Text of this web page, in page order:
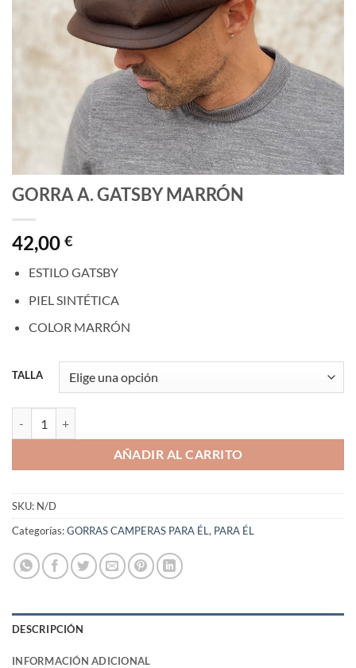
GORRA A. GATSBY MARRÓN
42,00 €
ESTILO GATSBY
PIEL SINTÉTICA
COLOR MARRÓN
TALLA
AÑADIR AL CARRITO
SKU: N/D
Categorías:GORRAS CAMPERAS PARA ÉL , PARA ÉL
DESCRIPCIÓN
INFORMACIÓN ADICIONAL